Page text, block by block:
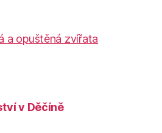
a opuštěná zvířata
v Děčíně